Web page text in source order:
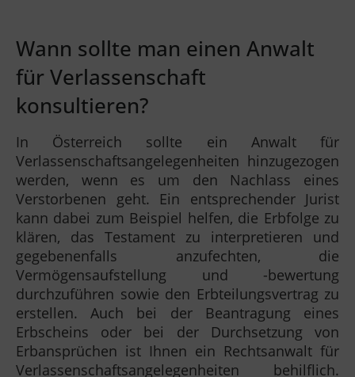
Wann sollte man einen Anwalt
für Verlassenschaft
konsultieren?
In Österreich sollte ein Anwalt für
Verlassenschaftsangelegenheiten hinzugezogen
werden, wenn es um den Nachlass eines
Verstorbenen geht. Ein entsprechender Jurist
kann dabei zum Beispiel helfen, die Erbfolge zu
klären, das Testament zu interpretieren und
gegebenenfalls anzufechten, die
Vermögensaufstellung und -bewertung
durchzuführen sowie den Erbteilungsvertrag zu
erstellen. Auch bei der Beantragung eines
Erbscheins oder bei der Durchsetzung von
Erbansprüchen ist Ihnen ein Rechtsanwalt für
Verlassenschaftsangelegenheiten behilflich.